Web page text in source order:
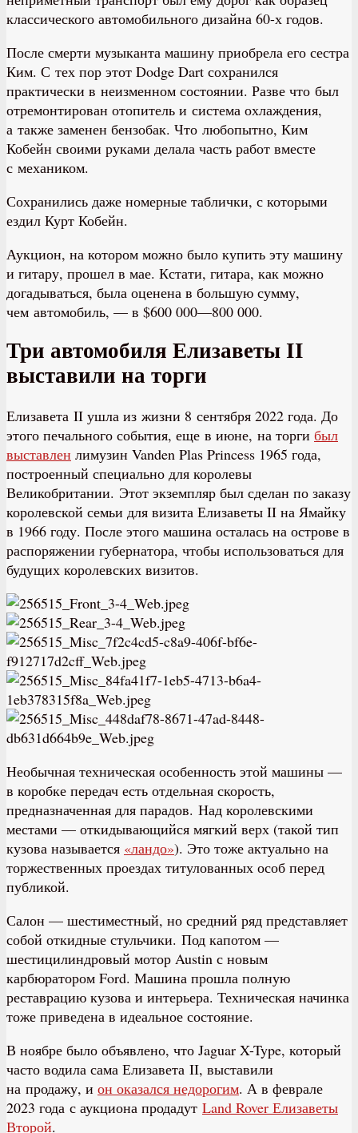
классического автомобильного дизайна 60-х годов.
После смерти музыканта машину приобрела его сестра
Ким. С тех пор этот Dodge Dart сохранился
практически в неизменном состоянии. Разве что был
отремонтирован отопитель и система охлаждения,
а также заменен бензобак. Что любопытно, Ким
Кобейн своими руками делала часть работ вместе
с механиком.
Сохранились даже номерные таблички, с которыми
ездил Курт Кобейн.
Аукцион, на котором можно было купить эту машину
и гитару, прошел в мае. Кстати, гитара, как можно
догадываться, была оценена в большую сумму,
чем автомобиль, — в $600 000—800 000.
Три автомобиля Елизаветы II
выставили на торги
Елизавета II ушла из жизни 8 сентября 2022 года. До
этого печального события, еще в июне, на торги был
выставлен лимузин Vanden Plas Princess 1965 года,
построенный специально для королевы
Великобритании. Этот экземпляр был сделан по заказу
королевской семьи для визита Елизаветы II на Ямайку
в 1966 году. После этого машина осталась на острове в
распоряжении губернатора, чтобы использоваться для
будущих королевских визитов.
Необычная техническая особенность этой машины —
в коробке передач есть отдельная скорость,
предназначенная для парадов. Над королевскими
местами — откидывающийся мягкий верх (такой тип
кузова называется «ландо»). Это тоже актуально на
торжественных проездах титулованных особ перед
публикой.
Салон — шестиместный, но средний ряд представляет
собой откидные стульчики. Под капотом —
шестицилиндровый мотор Austin с новым
карбюратором Ford. Машина прошла полную
реставрацию кузова и интерьера. Техническая начинка
тоже приведена в идеальное состояние.
В ноябре было объявлено, что Jaguar X-Type, который
часто водила сама Елизавета II, выставили
на продажу, и он оказался недорогим. А в феврале
2023 года с аукциона продадут Land Rover Елизаветы
Второй.